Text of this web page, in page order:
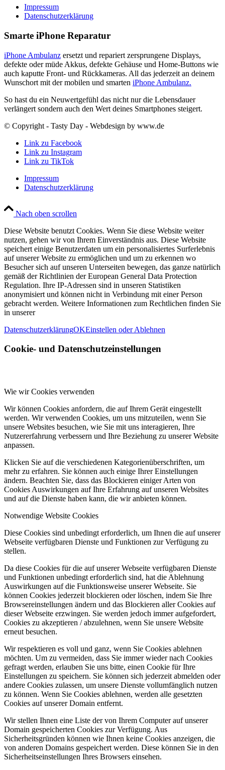
Impressum
Datenschutzerklärung
Smarte iPhone Reparatur
iPhone Ambulanz ersetzt und repariert zersprungene Displays,
defekte oder müde Akkus, defekte Gehäuse und Home-Buttons wie
auch kaputte Front- und Rückkameras. All das jederzeit an deinem
Wunschort mit der mobilen und smarten iPhone Ambulanz.
So hast du ein Neuwertgefühl das nicht nur die Lebensdauer
verlängert sondern auch den Wert deines Smartphones steigert.
© Copyright - Tasty Day - Webdesign by www.de
Link zu Facebook
Link zu Instagram
Link zu TikTok
Impressum
Datenschutzerklärung
Nach oben scrollen
Diese Website benutzt Cookies. Wenn Sie diese Website weiter
nutzen, gehen wir von Ihrem Einverständnis aus. Diese Website
speichert einige Benutzerdaten um ein personalisiertes Surferlebnis
auf unserer Website zu ermöglichen und um zu erkennen wo
Besucher sich auf unseren Unterseiten bewegen, das ganze natürlich
gemäß der Richtlinien der European General Data Protection
Regulation. Ihre IP-Adressen sind in unseren Statistiken
anonymisiert und können nicht in Verbindung mit einer Person
gebracht werden. Weitere Informationen zum Rechtlichen finden Sie
in unserer
DatenschutzerklärungOKEinstellen oder Ablehnen
Cookie- und Datenschutzeinstellungen
Wie wir Cookies verwenden
Wir können Cookies anfordern, die auf Ihrem Gerät eingestellt
werden. Wir verwenden Cookies, um uns mitzuteilen, wenn Sie
unsere Websites besuchen, wie Sie mit uns interagieren, Ihre
Nutzererfahrung verbessern und Ihre Beziehung zu unserer Website
anpassen.
Klicken Sie auf die verschiedenen Kategorienüberschriften, um
mehr zu erfahren. Sie können auch einige Ihrer Einstellungen
ändern. Beachten Sie, dass das Blockieren einiger Arten von
Cookies Auswirkungen auf Ihre Erfahrung auf unseren Websites
und auf die Dienste haben kann, die wir anbieten können.
Notwendige Website Cookies
Diese Cookies sind unbedingt erforderlich, um Ihnen die auf unserer
Webseite verfügbaren Dienste und Funktionen zur Verfügung zu
stellen.
Da diese Cookies für die auf unserer Webseite verfügbaren Dienste
und Funktionen unbedingt erforderlich sind, hat die Ablehnung
Auswirkungen auf die Funktionsweise unserer Webseite. Sie
können Cookies jederzeit blockieren oder löschen, indem Sie Ihre
Browsereinstellungen ändern und das Blockieren aller Cookies auf
dieser Webseite erzwingen. Sie werden jedoch immer aufgefordert,
Cookies zu akzeptieren / abzulehnen, wenn Sie unsere Website
erneut besuchen.
Wir respektieren es voll und ganz, wenn Sie Cookies ablehnen
möchten. Um zu vermeiden, dass Sie immer wieder nach Cookies
gefragt werden, erlauben Sie uns bitte, einen Cookie für Ihre
Einstellungen zu speichern. Sie können sich jederzeit abmelden oder
andere Cookies zulassen, um unsere Dienste vollumfänglich nutzen
zu können. Wenn Sie Cookies ablehnen, werden alle gesetzten
Cookies auf unserer Domain entfernt.
Wir stellen Ihnen eine Liste der von Ihrem Computer auf unserer
Domain gespeicherten Cookies zur Verfügung. Aus
Sicherheitsgründen können wie Ihnen keine Cookies anzeigen, die
von anderen Domains gespeichert werden. Diese können Sie in den
Sicherheitseinstellungen Ihres Browsers einsehen.